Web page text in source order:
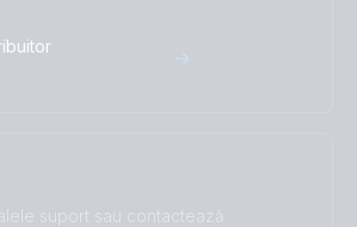
suport sau contactează